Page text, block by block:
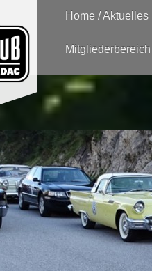
Home / Aktuelles